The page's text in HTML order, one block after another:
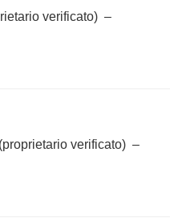
verificato) –
(proprietario verificato) –